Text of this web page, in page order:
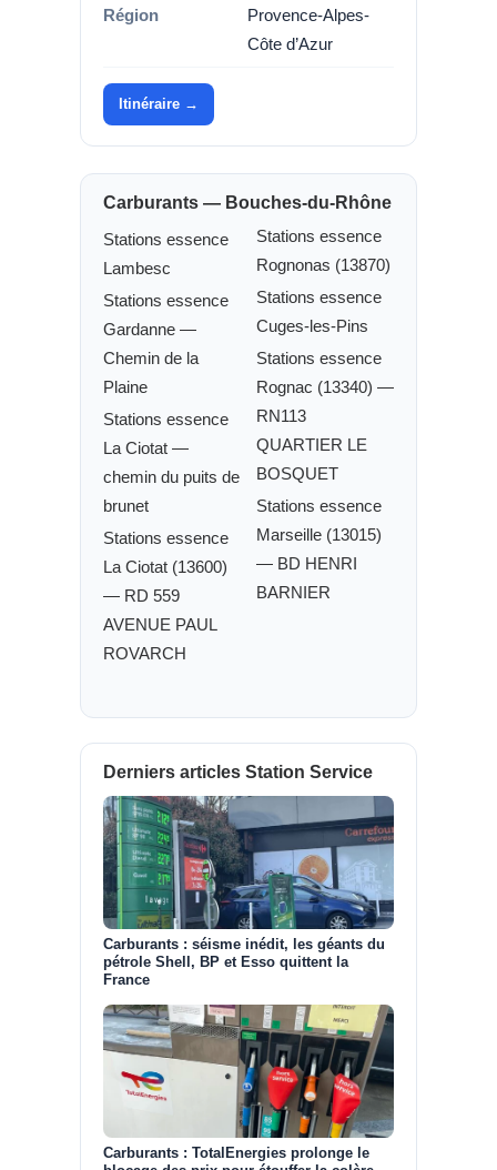
Région
Provence-Alpes-
Côte d’Azur
Itinéraire →
Carburants — Bouches-du-Rhône
Stations essence
Lambesc
Stations essence
Gardanne —
Chemin de la
Plaine
Stations essence
La Ciotat —
chemin du puits de
brunet
Stations essence
La Ciotat (13600)
— RD 559
AVENUE PAUL
ROVARCH
Stations essence
Rognonas (13870)
Stations essence
Cuges-les-Pins
Stations essence
Rognac (13340) —
RN113
QUARTIER LE
BOSQUET
Stations essence
Marseille (13015)
— BD HENRI
BARNIER
Derniers articles Station Service
Carburants : séisme inédit, les géants du
pétrole Shell, BP et Esso quittent la
France
Carburants : TotalEnergies prolonge le